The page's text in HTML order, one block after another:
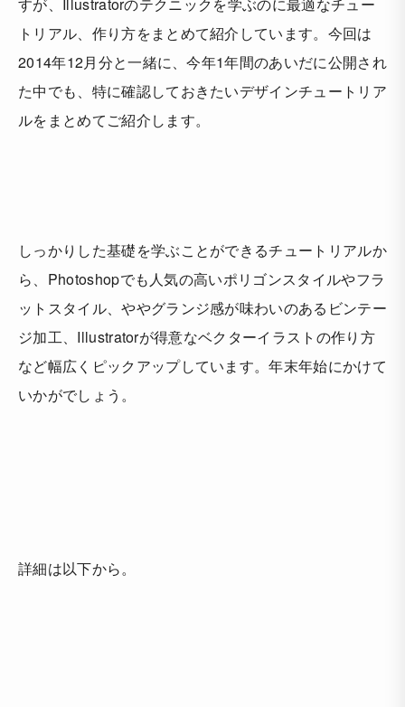
トリアル、作り方をまとめて紹介しています。今回は
2014年12月分と一緒に、今年1年間のあいだに公開され
た中でも、特に確認しておきたいデザインチュートリア
ルをまとめてご紹介します。
しっかりした基礎を学ぶことができるチュートリアルか
ら、Photoshopでも人気の高いポリゴンスタイルやフラ
ットスタイル、ややグランジ感が味わいのあるビンテー
ジ加工、Illustratorが得意なベクターイラストの作り方
など幅広くピックアップしています。年末年始にかけて
いかがでしょう。
詳細は以下から。